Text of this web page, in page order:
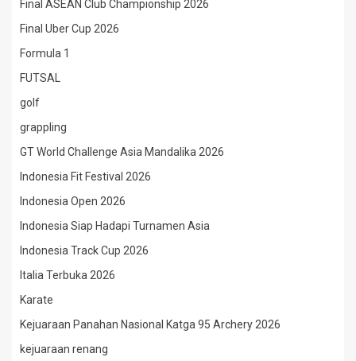
Final ASEAN Club Championship 2026
Final Uber Cup 2026
Formula 1
FUTSAL
golf
grappling
GT World Challenge Asia Mandalika 2026
Indonesia Fit Festival 2026
Indonesia Open 2026
Indonesia Siap Hadapi Turnamen Asia
Indonesia Track Cup 2026
Italia Terbuka 2026
Karate
Kejuaraan Panahan Nasional Katga 95 Archery 2026
kejuaraan renang